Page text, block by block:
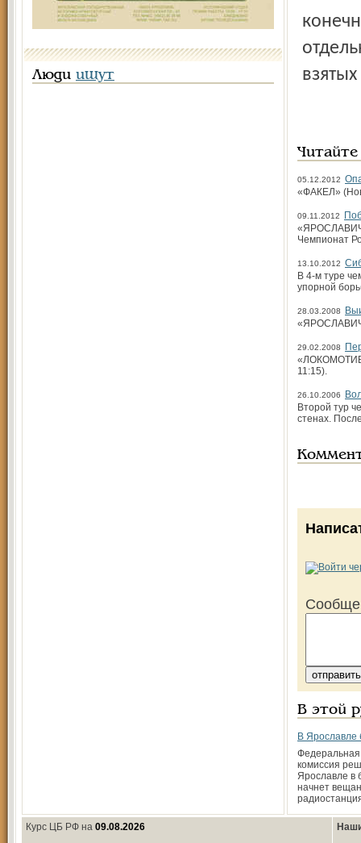
Люди ищут
05.12.2012
«ФАКЕЛ»
09.11.2012
Чемпионат
13.10.2012
В 4-м туре
упорной
28.03.2008
29.02.2008
11:15).
26.10.2006
Второй тур
стенах.
В этой
В Ярославле
Федеральная
комиссия
Ярославле в
начнет
Курс ЦБ РФ на 09.08.2026